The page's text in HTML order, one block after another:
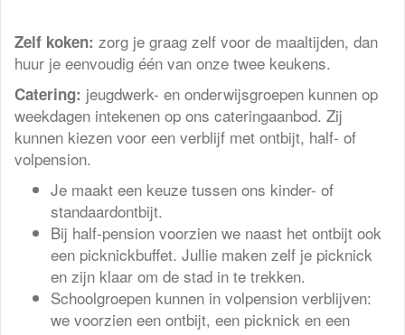
Zelf koken: zorg je graag zelf voor de maaltijden, dan
huur je eenvoudig één van onze twee keukens.
Catering: jeugdwerk- en onderwijsgroepen kunnen op
weekdagen intekenen op ons cateringaanbod. Zij
kunnen kiezen voor een verblijf met ontbijt, half- of
volpension.
Je maakt een keuze tussen ons kinder- of
standaardontbijt.
Bij half-pension voorzien we naast het ontbijt ook
een picknickbuffet. Jullie maken zelf je picknick
en zijn klaar om de stad in te trekken.
Schoolgroepen kunnen in volpension verblijven:
we voorzien een ontbijt, een picknick en een